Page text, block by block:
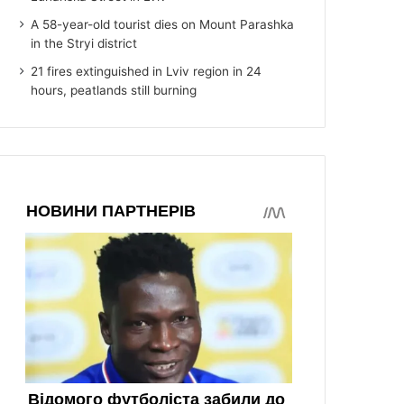
A 58-year-old tourist dies on Mount Parashka
in the Stryi district
21 fires extinguished in Lviv region in 24
hours, peatlands still burning